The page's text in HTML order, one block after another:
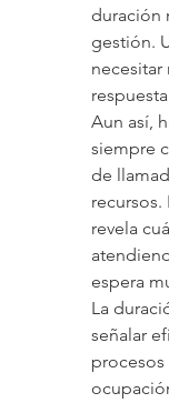
duración
gestión.
Aun así,
siempre
de
recursos.
revela
espera
La
señalar
procesos